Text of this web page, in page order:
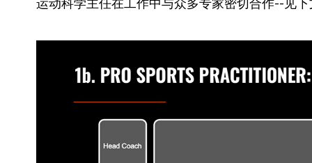
运动科学主任在工作中与众多专家密切合作--见